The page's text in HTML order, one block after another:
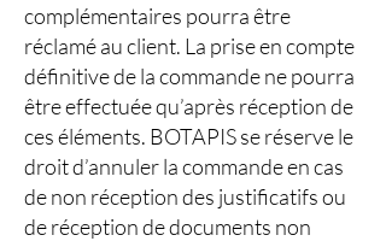
complémentaires pourra être
réclamé au client. La prise en compte
définitive de la commande ne pourra
être effectuée qu’après réception de
ces éléments. BOTAPIS se réserve le
droit d’annuler la commande en cas
de non réception des justificatifs ou
de réception de documents non